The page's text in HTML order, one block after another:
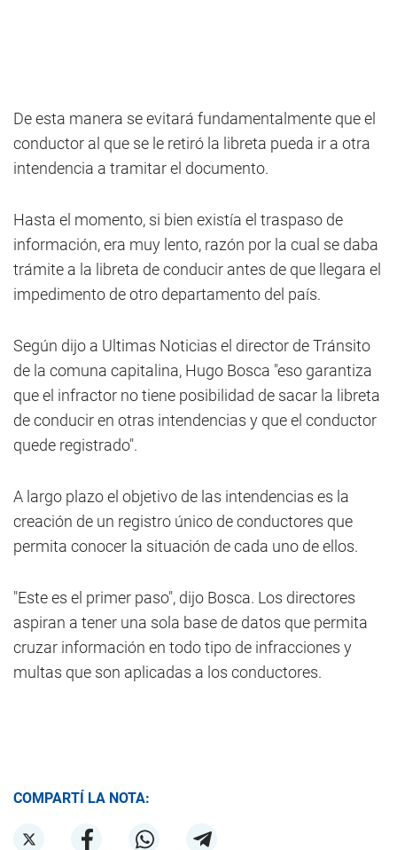
De esta manera se evitará fundamentalmente que el
conductor al que se le retiró la libreta pueda ir a otra
intendencia a tramitar el documento.
Hasta el momento, si bien existía el traspaso de
información, era muy lento, razón por la cual se daba
trámite a la libreta de conducir antes de que llegara el
impedimento de otro departamento del país.
Según dijo a Ultimas Noticias el director de Tránsito
de la comuna capitalina, Hugo Bosca "eso garantiza
que el infractor no tiene posibilidad de sacar la libreta
de conducir en otras intendencias y que el conductor
quede registrado".
A largo plazo el objetivo de las intendencias es la
creación de un registro único de conductores que
permita conocer la situación de cada uno de ellos.
"Este es el primer paso", dijo Bosca. Los directores
aspiran a tener una sola base de datos que permita
cruzar información en todo tipo de infracciones y
multas que son aplicadas a los conductores.
COMPARTÍ LA NOTA: